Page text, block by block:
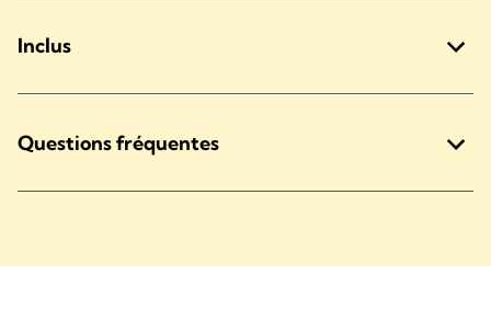
Inclus
Questions fréquentes